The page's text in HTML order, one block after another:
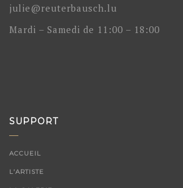
julie@reuterbausch.lu
Mardi – Samedi de 11:00 – 18:00
SUPPORT
ACCUEIL
L’ARTISTE